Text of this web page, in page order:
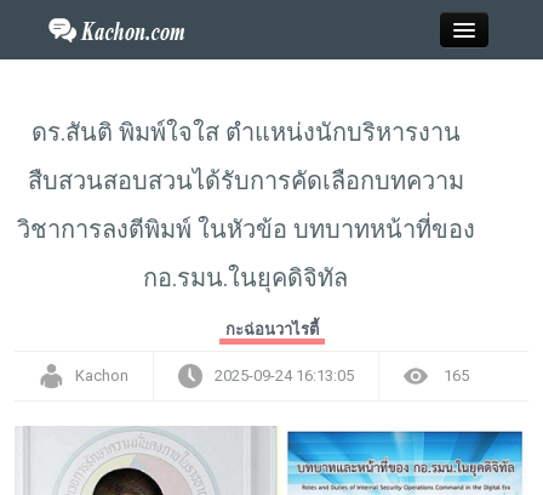
Home
ข่าว
ไลฟ์สไตล์
ดร.สันติ พิมพ์ใจใส ตำแหน่งนักบริหารงาน
สืบสวนสอบสวนได้รับการคัดเลือกบทความ
วิชาการลงตีพิมพ์ ในหัวข้อ บทบาทหน้าที่ของ
กอ.รมน.ในยุคดิจิทัล
กะฉ่อนวาไรตี้
Kachon 2025-09-24 16:13:05 165